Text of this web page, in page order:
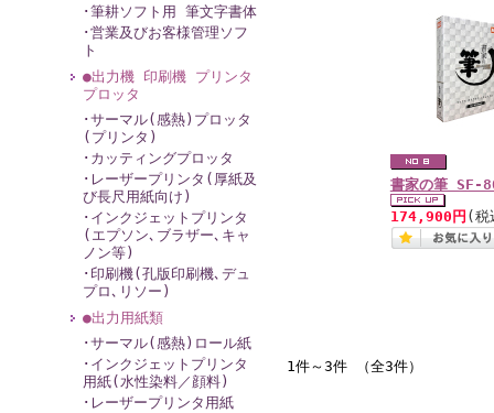
･筆耕ソフト用 筆文字書体
･営業及びお客様管理ソフ
ト
●出力機 印刷機 プリンタ
プロッタ
･サーマル(感熱)プロッタ
(プリンタ)
･カッティングプロッタ
･レーザープリンタ(厚紙及
び長尺用紙向け)
･インクジェットプリンタ
(エプソン､ブラザー､キャ
ノン等)
･印刷機(孔版印刷機､デュ
プロ､リソー)
●出力用紙類
･サーマル(感熱)ロール紙
･インクジェットプリンタ
用紙(水性染料／顔料)
･レーザープリンタ用紙
書家の筆 SF-
174,900円 (税
1件～3件 （全3件）